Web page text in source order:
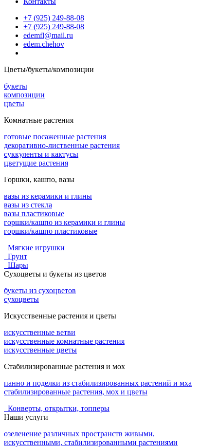
+7 (925) 249-88-08
+7 (925) 249-88-08
edemfl@mail.ru
edem.chehov
Цветы/букеты/композиции
букеты
композиции
цветы
Комнатные растения
готовые посаженные растения
декоративно-лиственные растения
суккуленты и кактусы
цветущие растения
Горшки, кашпо, вазы
вазы из керамики и глины
вазы из стекла
вазы пластиковые
горшки/кашпо из керамики и глины
горшки/кашпо пластиковые
Мягкие игрушки
Грунт
Шары
Сухоцветы и букеты из цветов
букеты из сухоцветов
сухоцветы
Искусственные растения и цветы
искусственные ветви
искусственные комнатные растения
искусственные цветы
Стабилизированные растения и мох
панно и поделки из стабилизированных растений и мха
стабилизированные растения, мох и цветы
Конверты, открытки, топперы
Наши услуги
озеленение различных пространств живыми,
искусственными, стабилизированными растениями